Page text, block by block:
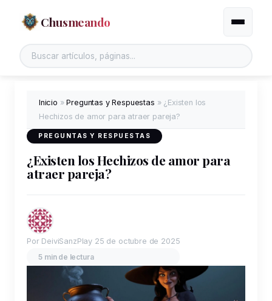
Chusmeando Alternar
Inicio »Preguntas y Respuestas » ¿Existen los
Hechizos de amor para atraer pareja?
PREGUNTAS Y RESPUESTAS
¿Existen los Hechizos de amor para
atraer pareja?
Por DeiviSanzPlay 25 de octubre de 2025
5 min de lectura